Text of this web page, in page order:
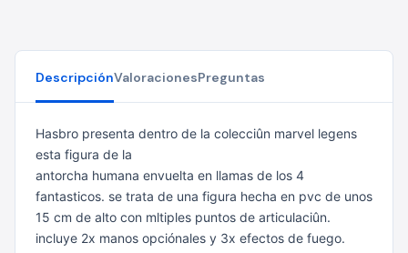
DescripciónValoracionesPreguntas
Hasbro presenta dentro de la colecciûn marvel legens
esta figura de la
antorcha humana envuelta en llamas de los 4
fantasticos. se trata de una figura hecha en pvc de unos
15 cm de alto con mltiples puntos de articulaciûn.
incluye 2x manos opciónales y 3x efectos de fuego.